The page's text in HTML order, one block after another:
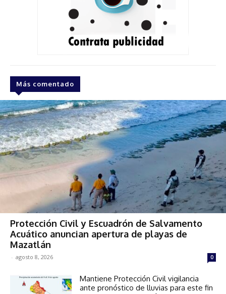
Más comentado
Protección Civil y Escuadrón de Salvamento
Acuático anuncian apertura de playas de
Mazatlán
- agosto 8, 2026 0
Mantiene Protección Civil vigilancia
ante pronóstico de lluvias para este fin